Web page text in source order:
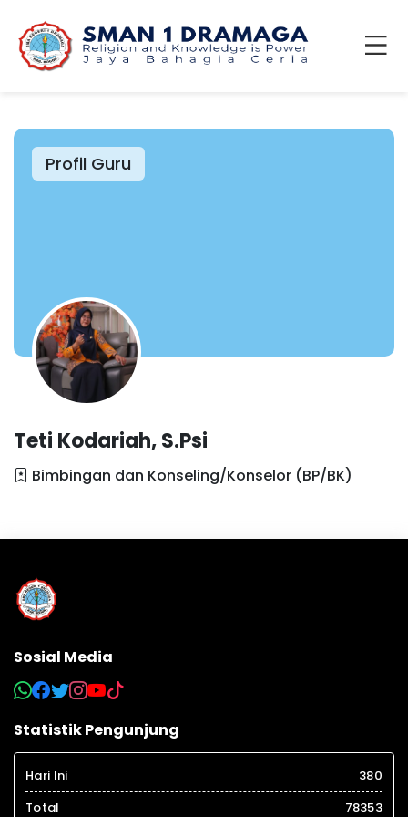
Profil Guru
Teti Kodariah, S.Psi
Bimbingan dan Konseling/Konselor (BP/BK)
Sosial Media
Statistik Pengunjung
Hari Ini
380
Total
78353